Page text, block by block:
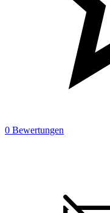
0 Bewertungen